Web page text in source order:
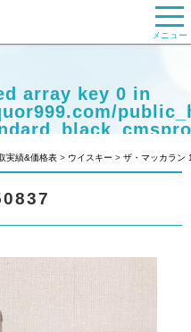
メニュー
array key 0 in
null in
9
実績&価格表 > ウイスキー > ザ・マッカラン